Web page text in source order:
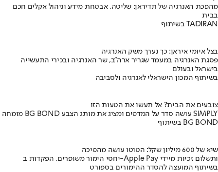
מהפכת האנרגיה של תדיראן: שליטה, אבטחת מידע וניהול אקלים חכם
בבית
בשיתוף TADIRAN
בצל איומי איראן: כך נערך משק האנרגיה
פסגת האנרגיה במעמד שגריר ארה"ב, שר האנרגיה ובכירי התעשייה
בישראל ובעולם
בשיתוף המכון הישראלי לאנרגיה ולסביבה
צובעים את הבית? אל תעשו את הטעות הזו
מומחה BG BOND עושה סדר על המדפים ומציג את מותג הצבע SIMPLY
בשיתוף BG BOND
שיא של 600 מיליון שקל: הטוטו עושה מהפיכה
יחסי הימור משופרים, הפקדות ב-Apple Pay ותשלום זכיות מיידי
בשיתוף המועצה להסדר ההימורים בספורט